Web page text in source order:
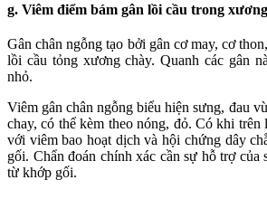
g. Viêm điểm bám gân lồi cầu trong
Gân chân ngỗng tạo bởi gân cơ may, cơ
lồi cầu tỏng xương chày. Quanh các gân
nhỏ.
Viêm gân chân ngỗng biểu hiện sưng, đau
chay, có thể kèm theo nóng, đỏ. Có khi trên
với viêm bao hoạt dịch và hội chứng dây
gối. Chẩn đoán chính xác cần sự hỗ trợ của
từ khớp gối.